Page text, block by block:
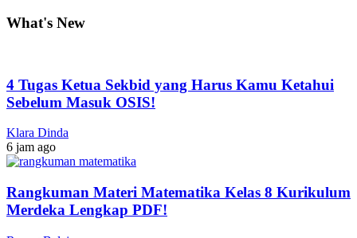
What's New
4 Tugas Ketua Sekbid yang Harus Kamu Ketahui
Sebelum Masuk OSIS!
Klara Dinda
6 jam ago
Rangkuman Materi Matematika Kelas 8 Kurikulum
Merdeka Lengkap PDF!